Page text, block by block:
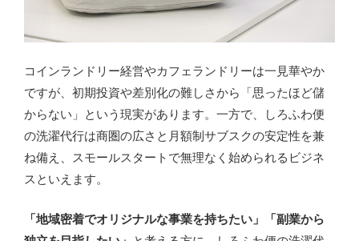
コインランドリー経営やカフェランドリーは一見華やか
ですが、初期投資や差別化の難しさから「思ったほど儲
からない」という現実があります。一方で、しろふわ便
の洗濯代行は商圏の広さと月額制サブスクの安定性を兼
ね備え、スモールスタートで無理なく始められるビジネ
スといえます。
「地域密着でオリジナルな事業を持ちたい」「副業から